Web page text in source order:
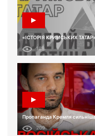
«ІСТОРІЯ КРИМСЬКИХ
189
Пропаганда Кремля
209